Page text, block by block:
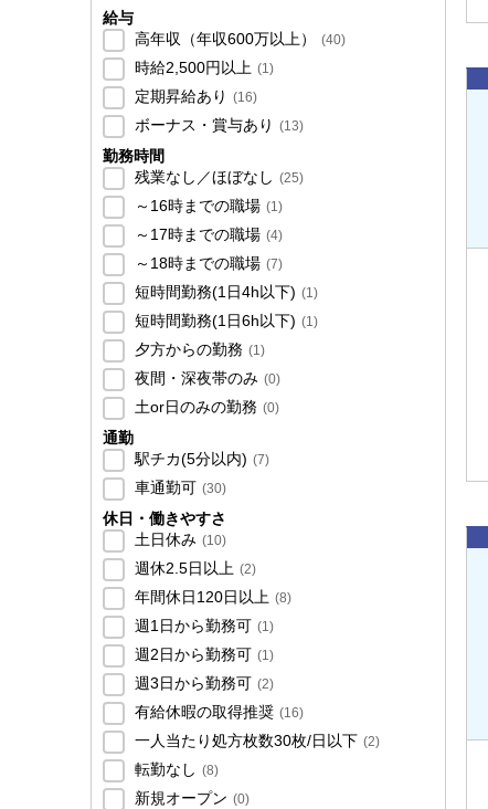
給与
高年収（年収600万以上）
(40)
時給2,500円以上 (1)
定期昇給あり (16)
ボーナス・賞与あり (13)
勤務時間
残業なし／ほぼなし (25)
～16時までの職場 (1)
～17時までの職場 (4)
～18時までの職場 (7)
短時間勤務(1日4h以下) (1)
短時間勤務(1日6h以下) (1)
夕方からの勤務 (1)
夜間・深夜帯のみ (0)
土or日のみの勤務 (0)
通勤
駅チカ(5分以内) (7)
車通勤可 (30)
休日・働きやすさ
土日休み (10)
週休2.5日以上 (2)
年間休日120日以上 (8)
週1日から勤務可 (1)
週2日から勤務可 (1)
週3日から勤務可 (2)
有給休暇の取得推奨 (16)
一人当たり処方枚数30枚/日以下 (2)
転勤なし (8)
新規オープン (0)